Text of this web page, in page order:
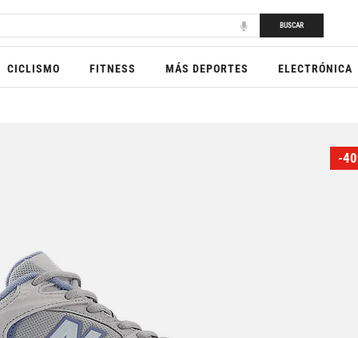
BUSCAR
CICLISMO FITNESS MÁS DEPORTES ELECTRÓNICA
-40